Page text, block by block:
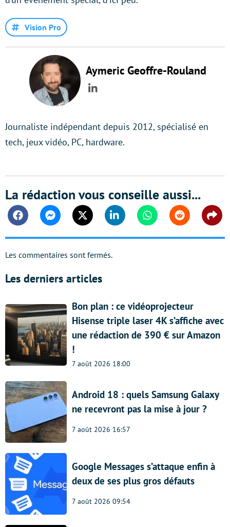
Vision Pro
Aymeric Geoffre-Rouland
LinkedIn
Journaliste indépendant depuis 2012, spécialisé en
tech, jeux vidéo, PC, hardware.
La rédaction vous conseille aussi...
FacebookMessengerTwitter Linkedin WhatsappReddit
Les commentaires sont fermés.
Les derniers articles
Bon plan : ce vidéoprojecteur
Hisense triple laser 4K s’affiche avec
une rédaction de 390 € sur Amazon
!
7 août 2026 18:00
Android 18 : quels Samsung Galaxy
ne recevront pas la mise à jour ?
7 août 2026 16:57
Google Messages s’attaque enfin à
deux de ses plus gros défauts
7 août 2026 09:54